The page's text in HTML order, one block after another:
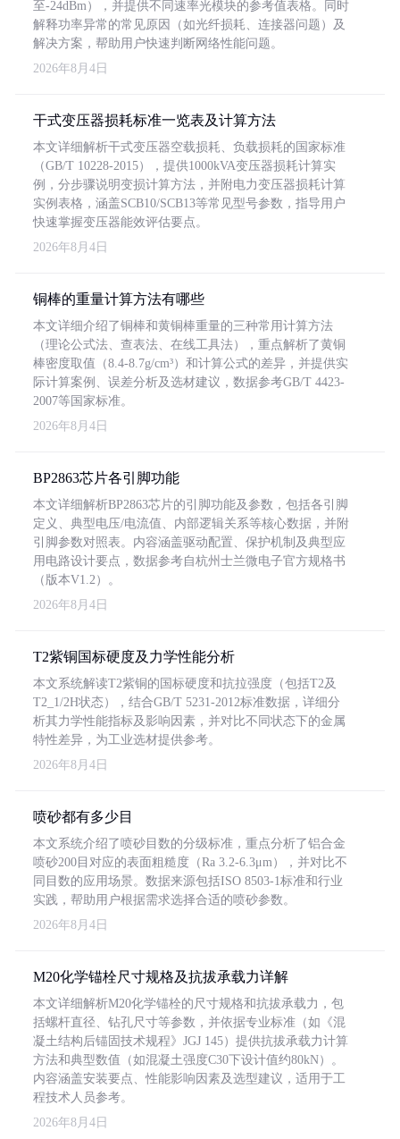
至-24dBm），并提供不同速率光模块的参考值表格。同时
解释功率异常的常见原因（如光纤损耗、连接器问题）及
解决方案，帮助用户快速判断网络性能问题。
2026年8月4日
干式变压器损耗标准一览表及计算方法
本文详细解析干式变压器空载损耗、负载损耗的国家标准
（GB/T 10228-2015），提供1000kVA变压器损耗计算实
例，分步骤说明变损计算方法，并附电力变压器损耗计算
实例表格，涵盖SCB10/SCB13等常见型号参数，指导用户
快速掌握变压器能效评估要点。
2026年8月4日
铜棒的重量计算方法有哪些
本文详细介绍了铜棒和黄铜棒重量的三种常用计算方法
（理论公式法、查表法、在线工具法），重点解析了黄铜
棒密度取值（8.4-8.7g/cm³）和计算公式的差异，并提供实
际计算案例、误差分析及选材建议，数据参考GB/T 4423-
2007等国家标准。
2026年8月4日
BP2863芯片各引脚功能
本文详细解析BP2863芯片的引脚功能及参数，包括各引脚
定义、典型电压/电流值、内部逻辑关系等核心数据，并附
引脚参数对照表。内容涵盖驱动配置、保护机制及典型应
用电路设计要点，数据参考自杭州士兰微电子官方规格书
（版本V1.2）。
2026年8月4日
T2紫铜国标硬度及力学性能分析
本文系统解读T2紫铜的国标硬度和抗拉强度（包括T2及
T2_1/2H状态），结合GB/T 5231-2012标准数据，详细分
析其力学性能指标及影响因素，并对比不同状态下的金属
特性差异，为工业选材提供参考。
2026年8月4日
喷砂都有多少目
本文系统介绍了喷砂目数的分级标准，重点分析了铝合金
喷砂200目对应的表面粗糙度（Ra 3.2-6.3μm），并对比不
同目数的应用场景。数据来源包括ISO 8503-1标准和行业
实践，帮助用户根据需求选择合适的喷砂参数。
2026年8月4日
M20化学锚栓尺寸规格及抗拔承载力详解
本文详细解析M20化学锚栓的尺寸规格和抗拔承载力，包
括螺杆直径、钻孔尺寸等参数，并依据专业标准（如《混
凝土结构后锚固技术规程》JGJ 145）提供抗拔承载力计算
方法和典型数值（如混凝土强度C30下设计值约80kN）。
内容涵盖安装要点、性能影响因素及选型建议，适用于工
程技术人员参考。
2026年8月4日